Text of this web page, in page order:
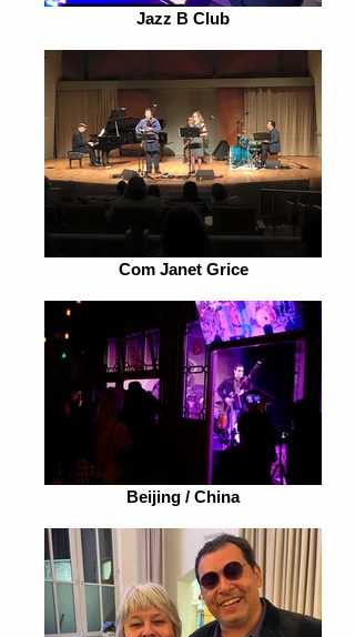
Jazz B Club
Com Janet Grice
Beijing / China